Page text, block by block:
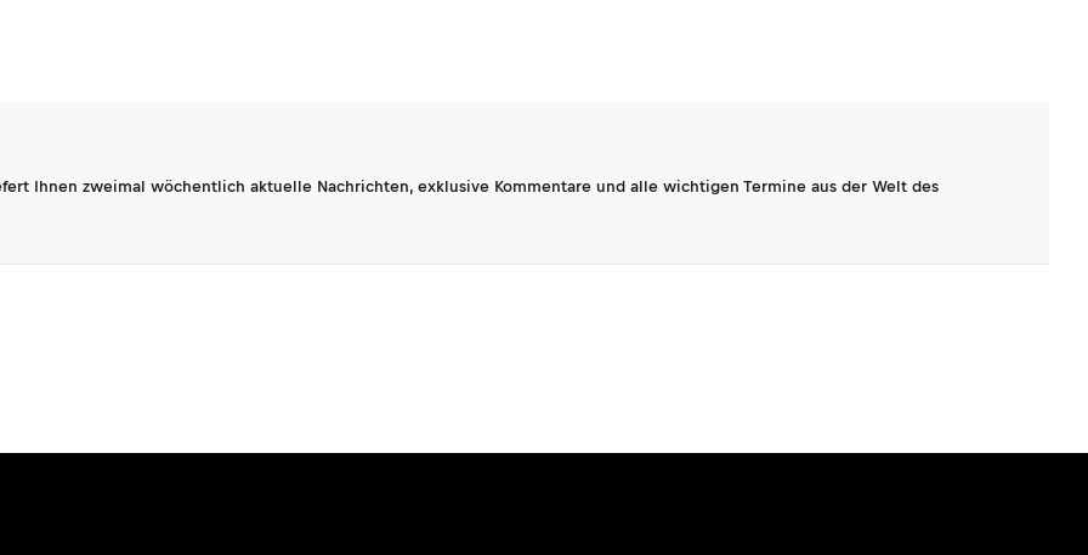
Ihnen zweimal wöchentlich aktuelle Nachrichten, exklusive Kommentare und alle wichtigen Termine aus der Welt des